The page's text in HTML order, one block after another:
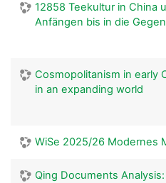
12858 Teekultur in China
Anfängen bis in die
Cosmopolitanism in early
in an expanding world
WiSe 2025/26 Modernes
Qing Documents